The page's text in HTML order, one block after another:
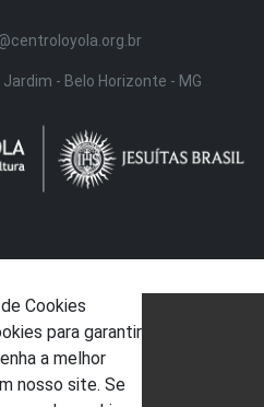
Jardim - Belo Horizonte - MG
Cookies
para garantir
a melhor
nosso site. Se